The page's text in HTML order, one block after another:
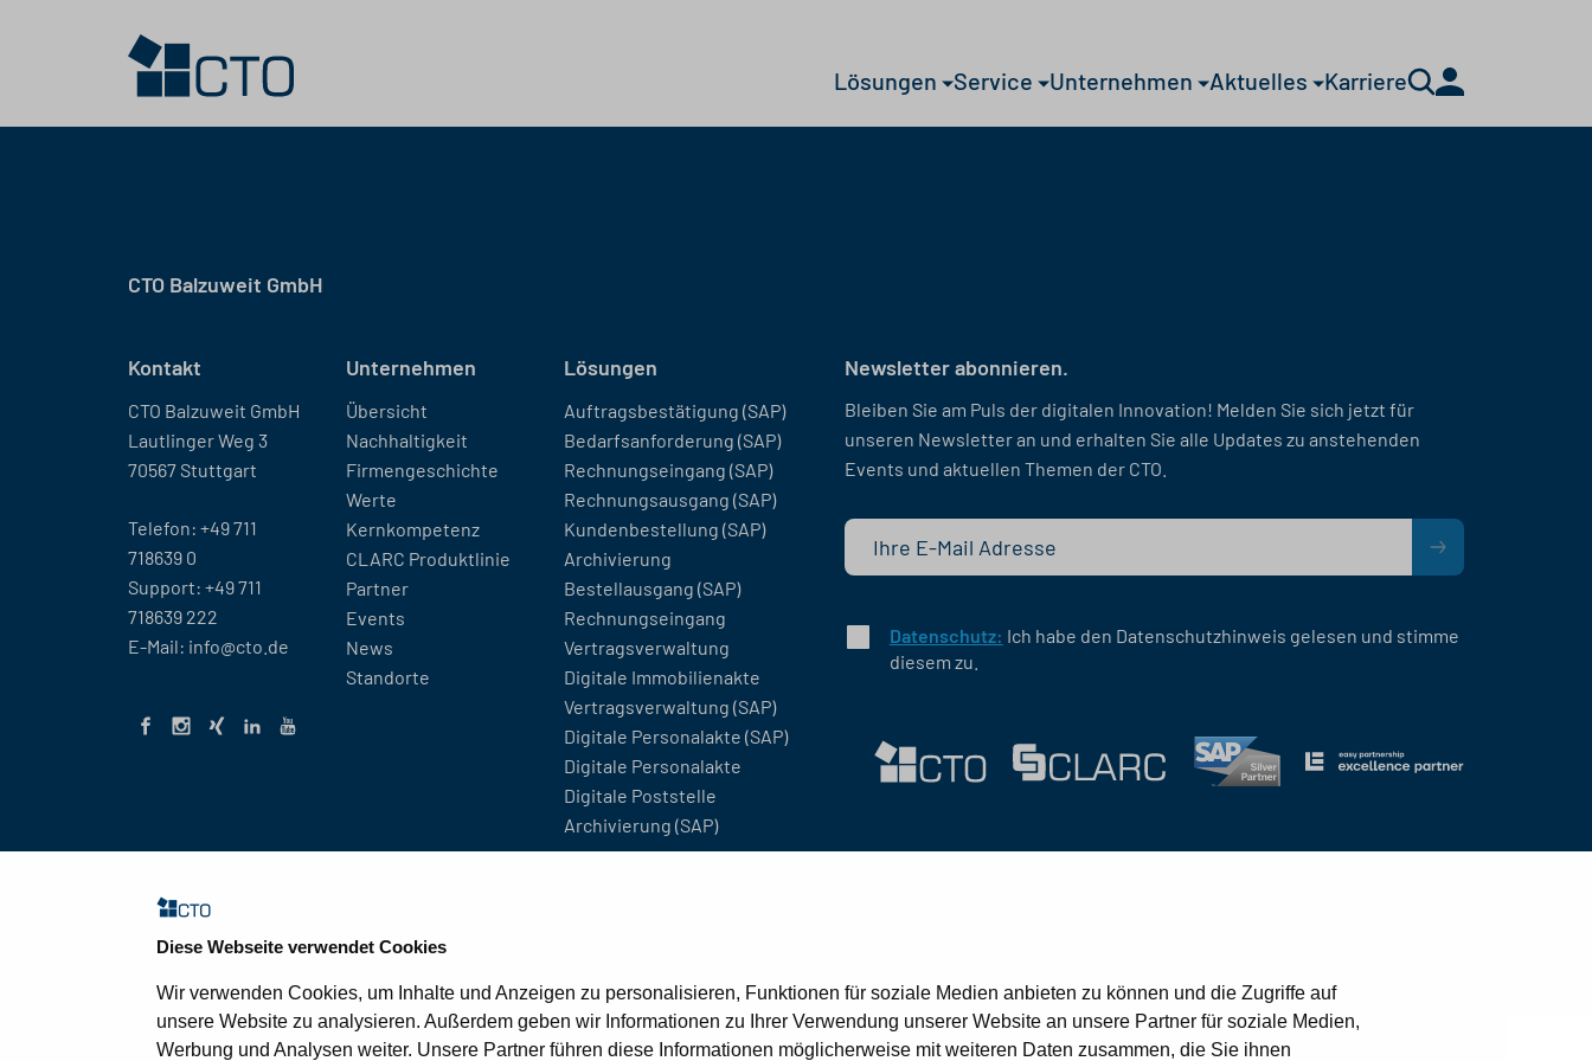
Diese Webseite verwendet Cookies
Wir verwenden Cookies, um Inhalte und Anzeigen zu personalisieren, Funktionen für soziale Medien anbieten zu können und die Zugriffe auf
unsere Website zu analysieren. Außerdem geben wir Informationen zu Ihrer Verwendung unserer Website an unsere Partner für soziale Medien,
Werbung und Analysen weiter. Unsere Partner führen diese Informationen möglicherweise mit weiteren Daten zusammen, die Sie ihnen
Lösungen Service Unternehmen Aktuelles Karriere
CTO Balzuweit GmbH
Kontakt
CTO Balzuweit GmbH
Lautlinger Weg 3
70567 Stuttgart
Telefon: +49 711
718639 0
Support: +49 711
718639 222
E-Mail: info@cto.de
Unternehmen
Übersicht
Nachhaltigkeit
Firmengeschichte
Werte
Kernkompetenz
CLARC Produktlinie
Partner
Events
News
Standorte
Lösungen
Auftragsbestätigung (SAP)
Bedarfsanforderung (SAP)
Rechnungseingang (SAP)
Rechnungsausgang (SAP)
Kundenbestellung (SAP)
Archivierung
Bestellausgang (SAP)
Rechnungseingang
Vertragsverwaltung
Digitale Immobilienakte
Vertragsverwaltung (SAP)
Digitale Personalakte (SAP)
Digitale Personalakte
Digitale Poststelle
Archivierung (SAP)
Newsletter abonnieren.
Bleiben Sie am Puls der digitalen Innovation! Melden Sie sich jetzt für
unseren Newsletter an und erhalten Sie alle Updates zu anstehenden
Events und aktuellen Themen der CTO.
Datenschutz: Ich habe den Datenschutzhinweis gelesen und stimme
diesem zu.
© 2026 CTO Balzuweit GmbH